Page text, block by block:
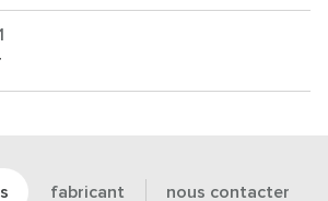
fabricant nous contacter